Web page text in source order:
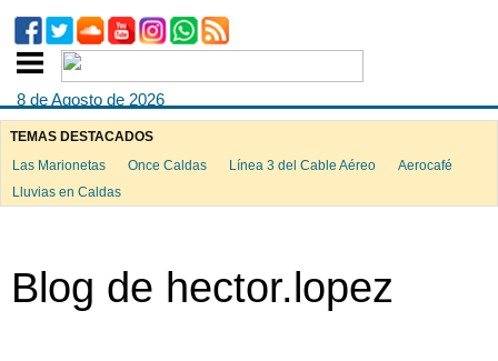
8 de Agosto de 2026
TEMAS DESTACADOS
Las Marionetas
Once Caldas Línea 3 del Cable Aéreo
Aerocafé
Lluvias en Caldas
Blog de hector.lopez